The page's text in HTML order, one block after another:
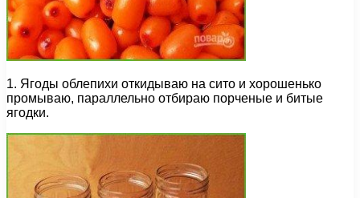
1. Ягоды облепихи откидываю на сито и хорошенько
промываю, параллельно отбираю порченые и битые
ягодки.